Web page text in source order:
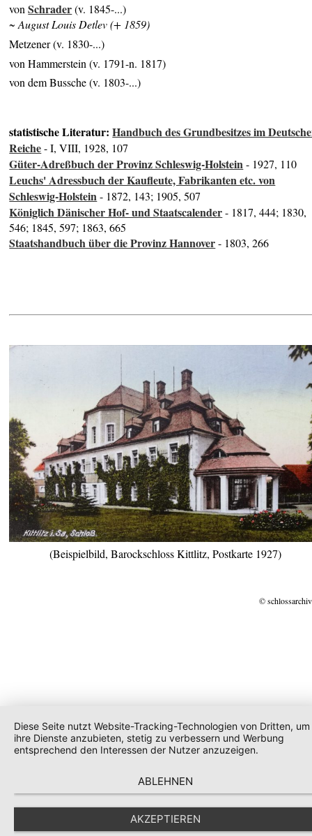
vonSchrader(v. 1845-...)
~ August Louis Detlev (+ 1859)
Metzener (v. 1830-...)
von Hammerstein (v. 1791-n. 1817)
von dem Bussche (v. 1803-...)
statistische Literatur:Handbuch des Grundbesitzes im
Reiche- I, VIII, 1928, 107
Güter-Adreßbuch der Provinz Schleswig-Holstein- 1927, 110
Leuchs' Adressbuch der Kaufleute, Fabrikanten etc. von
Schleswig-Holstein- 1872, 143; 1905, 507
Königlich Dänischer Hof- und Staatscalender- 1817, 444; 1830,
546; 1845, 597; 1863, 665
Staatshandbuch über die Provinz Hannover- 1803, 266
(Beispielbild, Barockschloss Kittlitz, Postkarte 1927)
©
Diese Seite nutzt Website-Tracking-Technologien von Dritten, um
ihre Dienste anzubieten, stetig zu verbessern und Werbung
entsprechend den Interessen der Nutzer anzuzeigen.
ABLEHNEN
AKZEPTIEREN